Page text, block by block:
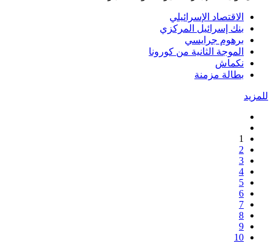
الاقتصاد الإسرائيلي
بنك إسرائيل المركزي
برهوم جرايسي
الموجة الثانية من كورونا
نكماش
بطالة مزمنة
للمزيد
1
2
3
4
5
6
7
8
9
10